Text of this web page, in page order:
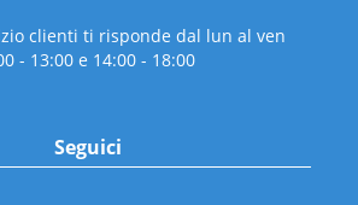
clienti ti risponde dal lun al ven
- 13:00 e 14:00 - 18:00
Seguici